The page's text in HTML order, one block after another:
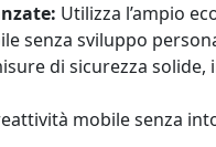
Utilizza l’ampio
senza sviluppo
di sicurezza
mobile senza